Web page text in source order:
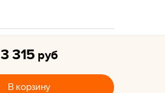
3 315 руб
В корзину